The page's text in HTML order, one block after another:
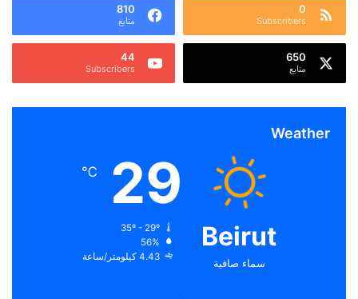
0
Subscribers
810
متابع
650
متابع
44
Subscribers
Weather
Beirut
سماء صافية
29
℃
56%
4.43 كيلومتر/ساعة